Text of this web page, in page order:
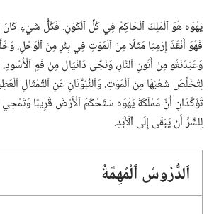
يَهْوَه هُوَ ٱلْمَلِكُ ٱلْحَاكِمُ فِي كُلِّ ٱلْكَوْنِ.‏ فَكُلُّ شَيْءٍ
فَهُوَ أَنْقَذَ إِرْمِيَا مَثَلًا مِنَ ٱلْمَوْتِ فِي بِئْرٍ مِنَ
وَعَبْدَنَغُو مِنْ أَتُونِ ٱلنَّارِ،‏ وَنَجَّى دَانْيَال مِنْ فَمِ
لِتُخَلِّصَ شَعْبَهَا مِنَ ٱلْمَوْتِ.‏ وَٱلنُّبُوَّتَانِ عَنِ ٱلتِّمْثَالِ
تُؤَكِّدَانِ أَنَّ مَمْلَكَةَ يَهْوَه سَتَحْكُمُ ٱلْأَرْضَ قَرِيبًا
لِلشَّرِّ أَنْ يَبْقَى إِلَى ٱلْأَبَدِ.‏
اَلدُّرُوسُ ٱلْمُهِمَّةُ